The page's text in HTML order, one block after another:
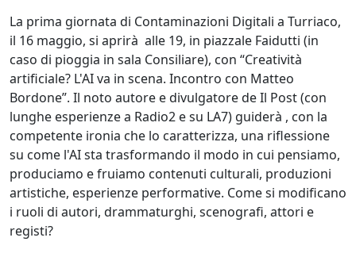
La prima giornata di Contaminazioni Digitali a Turriaco,
il 16 maggio, si aprirà alle 19, in piazzale Faidutti (in
caso di pioggia in sala Consiliare), con “Creatività
artificiale? L'AI va in scena. Incontro con Matteo
Bordone”. Il noto autore e divulgatore de Il Post (con
lunghe esperienze a Radio2 e su LA7) guiderà , con la
competente ironia che lo caratterizza, una riflessione
su come l'AI sta trasformando il modo in cui pensiamo,
produciamo e fruiamo contenuti culturali, produzioni
artistiche, esperienze performative. Come si modificano
i ruoli di autori, drammaturghi, scenografi, attori e
registi?